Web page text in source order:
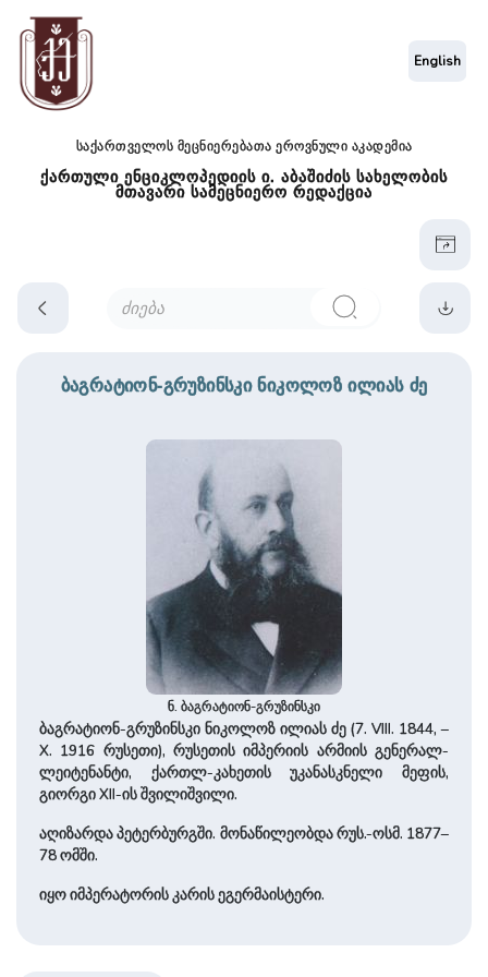
საქართველოს მეცნიერებათა ეროვნული აკადემია
ქართული ენციკლოპედიის ი. აბაშიძის სახელობის
მთავარი სამეცნიერო რედაქცია
English
ბაგრატიონ-გრუზინსკი ნიკოლოზ ილიას ძე
ნ. ბაგრატიონ-გრუზინსკი
ბაგრატიონ-გრუზინსკი ნიკოლოზ ილიას ძე (7. VIII. 1844, –
X. 1916 რუსეთი), რუსეთის იმპერიის არმიის გენერალ-
ლეიტენანტი, ქართლ-კახეთის უკანასკნელი მეფის,
გიორგი XII-ის შვილიშვილი.
აღიზარდა პეტერბურგში. მონაწილეობდა რუს.-ოსმ. 1877–
78 ომში.
იყო იმპერატორის კარის ეგერმაისტერი.